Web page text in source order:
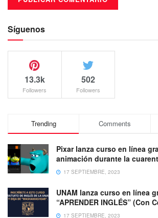
Síguenos
13.3k
Followers
502
Followers
Trending Comments
Pixar lanza curso en línea
animación durante la
17 SEPTIEMBRE, 2023
UNAM lanza curso en línea
“APRENDER INGLÉS” (Con
17 SEPTIEMBRE, 2023